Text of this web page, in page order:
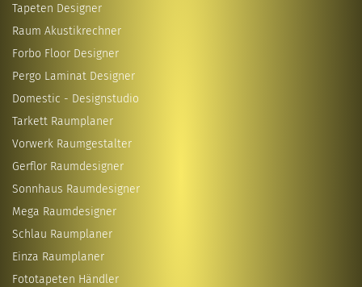
Tapeten Designer
Raum Akustikrechner
Forbo Floor Designer
Pergo Laminat Designer
Domestic - Designstudio
Tarkett Raumplaner
Vorwerk Raumgestalter
Gerflor Raumdesigner
Sonnhaus Raumdesigner
Mega Raumdesigner
Schlau Raumplaner
Einza Raumplaner
Fototapeten Händler